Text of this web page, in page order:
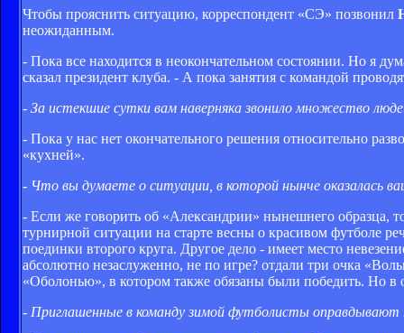
Чтобы прояснить ситуацию, корреспондент «СЭ» позвонил
неожиданным.
- Пока все находится в неокончательном состоянии. Но я
сказал президент клуба. - А пока занятия с командой
- За истекшие сутки вам наверняка звонило множество
- Пока у нас нет окончательного решения относительно
«кухней».
- Что вы думаете о ситуации, в которой нынче оказалась
- Если же говорить об «Александрии» нынешнего образца,
турнирной ситуации на старте весны о красивом футболе
поединки второго круга. Другое дело - имеет место
абсолютно незаслуженно, не по игре? отдали три очка
«Оболонью», в котором также обязаны были победить. Но в
- Приглашенные в команду зимой футболисты оправдывают